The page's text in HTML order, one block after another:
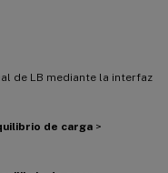
de LB mediante la interfaz
de carga >